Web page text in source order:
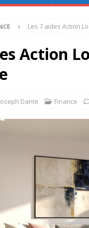
Les 7 aides Action
Action
Dante Finance